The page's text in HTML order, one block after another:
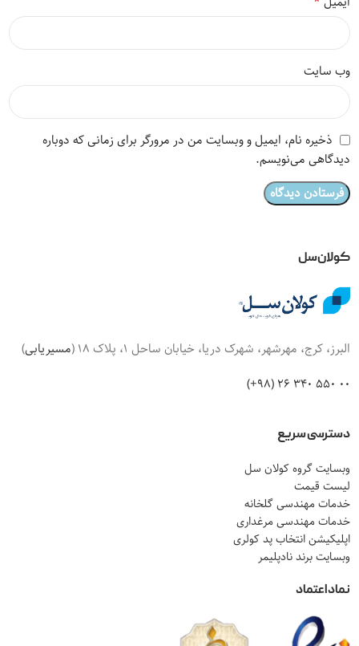
وب‌ سایت
ذخیره نام، ایمیل و وبسایت من در مرورگر برای زمانی که دوباره
دیدگاهی می‌نویسم.
کولان‌سل
البرز، کرج، مهرشهر، شهرک دریا، خیابان ساحل 1، پلاک 18 ( مسیریابی)
00 550 340 26 (98+)
دسترسی سریع
وبسایت گروه کولان سل
لیست قیمت
خدمات مهندسی گلخانه
خدمات مهندسی مرغداری
اپلیکیشن انتخاب پد کولری
وبسایت برند نادپلیمر
نماد اعتماد